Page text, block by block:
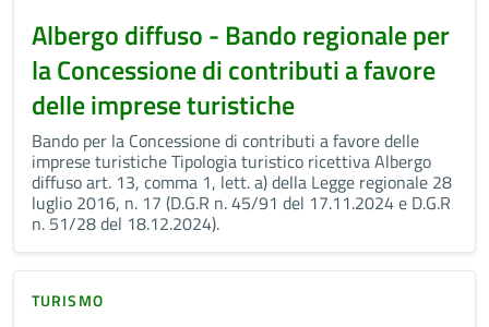
Albergo diffuso - Bando regionale per
la Concessione di contributi a favore
delle imprese turistiche
Bando per la Concessione di contributi a favore delle
imprese turistiche Tipologia turistico ricettiva Albergo
diffuso art. 13, comma 1, lett. a) della Legge regionale 28
luglio 2016, n. 17 (D.G.R n. 45/91 del 17.11.2024 e D.G.R
n. 51/28 del 18.12.2024).
TURISMO